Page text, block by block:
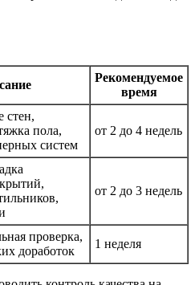
Рекомендуемое
время
стен,
пола,
систем
от 2 до 4 недель
от 2 до 3 недель
проверка,
доработок
1 неделя